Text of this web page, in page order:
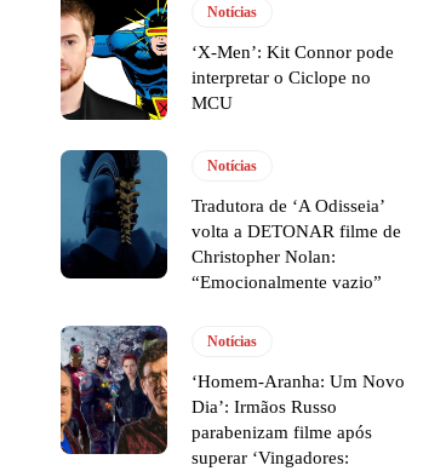
Notícias
‘X-Men’: Kit Connor pode
interpretar o Ciclope no
MCU
Notícias
Tradutora de ‘A Odisseia’
volta a DETONAR filme de
Christopher Nolan:
“Emocionalmente vazio”
Notícias
‘Homem-Aranha: Um Novo
Dia’: Irmãos Russo
parabenizam filme após
superar ‘Vingadores: